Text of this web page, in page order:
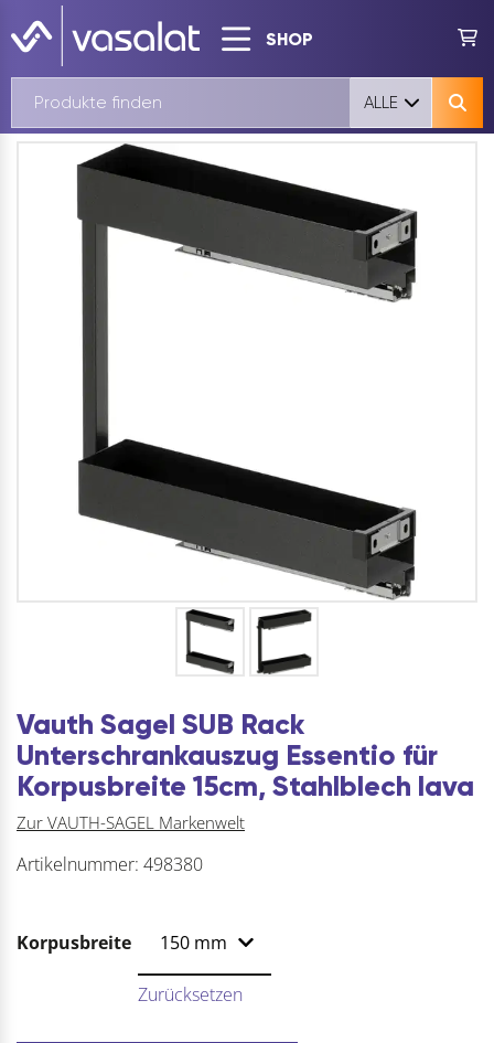
SHOP
ALLE
Vauth Sagel SUB Rack
Unterschrankauszug Essentio für
Korpusbreite 15cm, Stahlblech lava
Zur VAUTH-SAGEL Markenwelt
Artikelnummer: 498380
Korpusbreite
Zurücksetzen